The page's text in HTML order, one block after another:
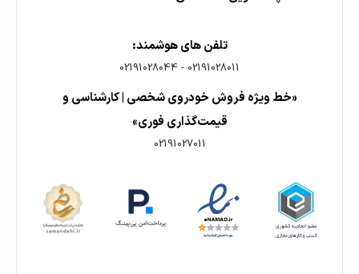
تلفن های هوشمند:
02191028011
-
02191028044
«خط ویژه فروش خودروی شخصی | کارشناسی و
قیمت‌گذاری فوری»
02191027011